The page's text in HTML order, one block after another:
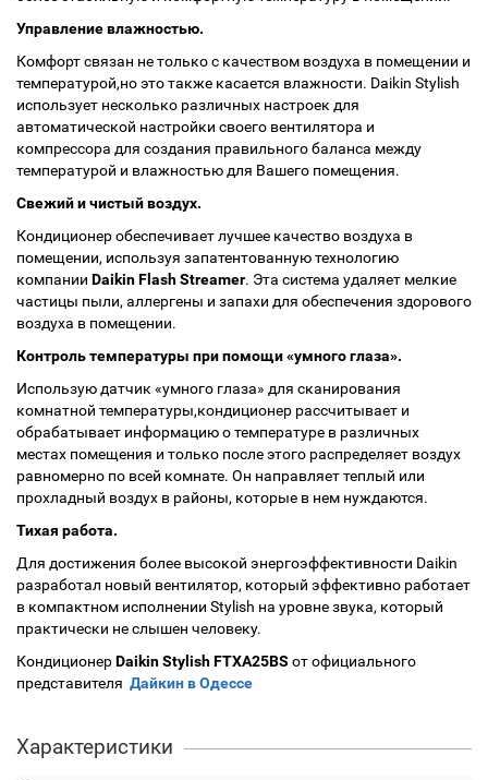
Управление влажностью.
Комфорт связан не только с качеством воздуха в помещении и
температурой,но это также касается влажности. Daikin Stylish
использует несколько различных настроек для
автоматической настройки своего вентилятора и
компрессора для создания правильного баланса между
температурой и влажностью для Вашего помещения.
Свежий и чистый воздух.
Кондиционер обеспечивает лучшее качество воздуха в
помещении, используя запатентованную технологию
компании Daikin Flash Streamer. Эта система удаляет мелкие
частицы пыли, аллергены и запахи для обеспечения здорового
воздуха в помещении.
Контроль температуры при помощи «умного глаза».
Использую датчик «умного глаза» для сканирования
комнатной температуры,кондиционер рассчитывает и
обрабатывает информацию о температуре в различных
местах помещения и только после этого распределяет воздух
равномерно по всей комнате. Он направляет теплый или
прохладный воздух в районы, которые в нем нуждаются.
Тихая работа.
Для достижения более высокой энергоэффективности Daikin
разработал новый вентилятор, который эффективно работает
в компактном исполнении Stylish на уровне звука, который
практически не слышен человеку.
КондиционерDaikin Stylish FTXA25BS от официального
представителя Дайкин в Одессе
Характеристики